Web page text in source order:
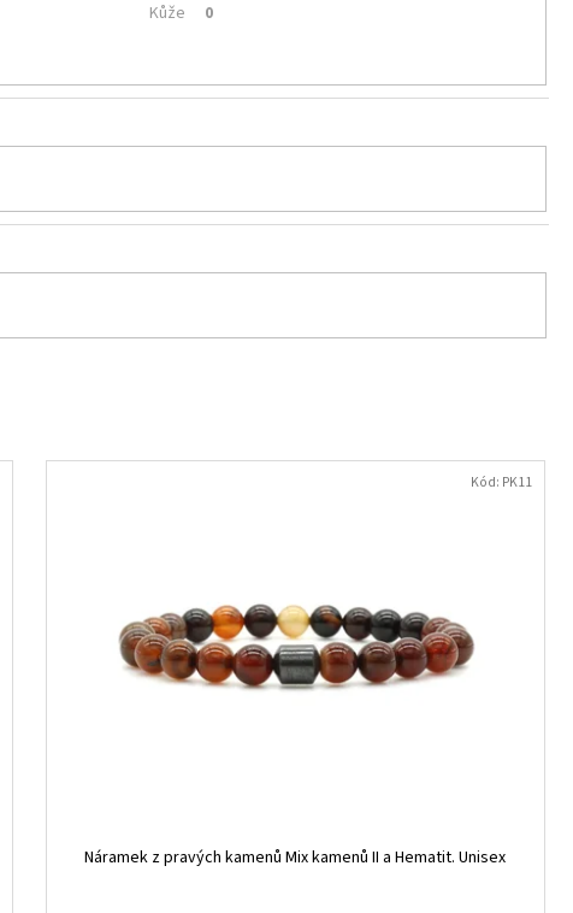
Kůže 0
Náramek z pravých kamenů Mix kamenů II a Hematit. Unisex
Kód: PK11